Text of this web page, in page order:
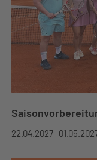
22.04.2027 -